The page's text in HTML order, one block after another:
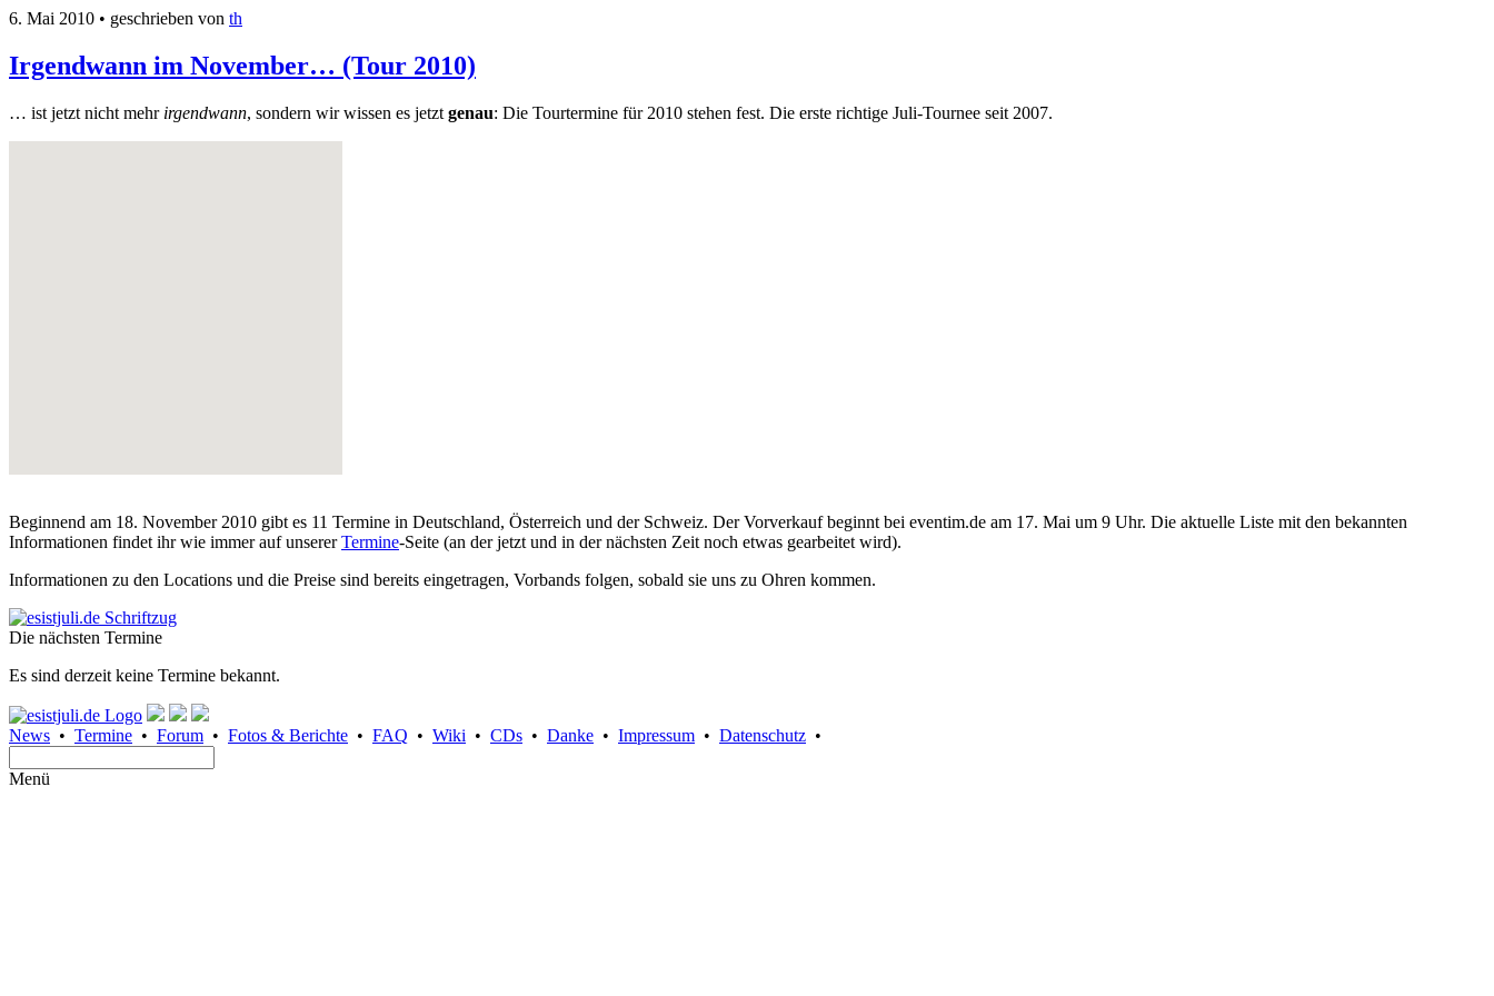
6. Mai 2010 • geschrieben von th
Irgendwann im November… (Tour 2010)
… ist jetzt nicht mehr irgendwann, sondern wir wissen es jetzt genau: Die Tourtermine für 2010 stehen fest. Die erste richtige Juli-Tournee seit 2007.
Beginnend am 18. November 2010 gibt es 11 Termine in Deutschland, Österreich und der Schweiz. Der Vorverkauf beginnt bei eventim.de am 17. Mai um 9 Uhr. Die aktuelle Liste mit den bekannten
Informationen findet ihr wie immer auf unsererTermine-Seite (an der jetzt und in der nächsten Zeit noch etwas gearbeitet wird).
Informationen zu den Locations und die Preise sind bereits eingetragen, Vorbands folgen, sobald sie uns zu Ohren kommen.
Die nächsten Termine
Es sind derzeit keine Termine bekannt.
News • Termine • Forum • Fotos & Berichte • FAQ • Wiki • CDs • Danke • Impressum • Datenschutz •
Menü